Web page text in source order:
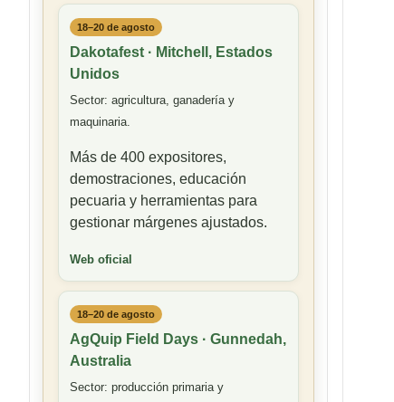
18–20 de agosto
Dakotafest · Mitchell, Estados
Unidos
Sector: agricultura, ganadería y
maquinaria.
Más de 400 expositores,
demostraciones, educación
pecuaria y herramientas para
gestionar márgenes ajustados.
Web oficial
18–20 de agosto
AgQuip Field Days · Gunnedah,
Australia
Sector: producción primaria y